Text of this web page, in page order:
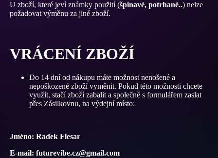
U zboží, které jeví známky použití (špinavé, potrhané..) nelze
požadovat výměnu za jiné zboží.
VRÁCENÍ ZBOŽÍ
Do 14 dní od nákupu máte možnost nenošené a
nepoškozené zboží vyměnit. Pokud této možnosti chcete
využít, stačí zboží zabalit a společně s formulářem zaslat
přes Zásilkovnu, na výdejní místo:
Jméno: Radek Flesar
E-mail: futurevibe.cz@gmail.com